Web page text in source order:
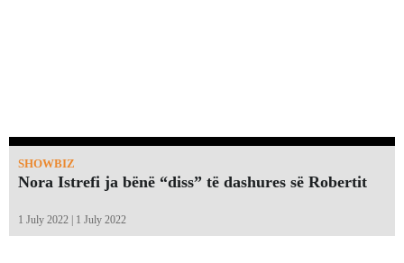
SHOWBIZ
Nora Istrefi ja bënë “diss” të dashures së Robertit
1 July 2022 | 1 July 2022